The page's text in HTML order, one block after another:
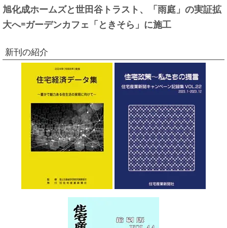
旭化成ホームズと世田谷トラスト、「雨庭」の実証拡
大へ=ガーデンカフェ「ときそら」に施工
新刊の紹介